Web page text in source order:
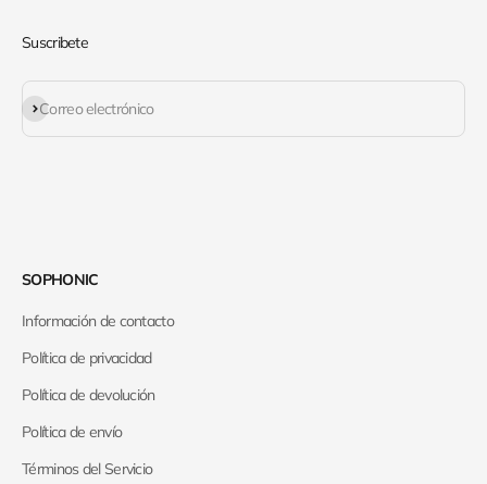
Suscribete
Correo electrónico
Suscribirse
SOPHONIC
Información de contacto
Política de privacidad
Política de devolución
Política de envío
Términos del Servicio